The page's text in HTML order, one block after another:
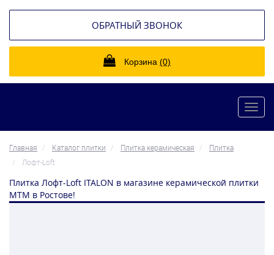
ОБРАТНЫЙ ЗВОНОК
Корзина (0)
Главная Каталог плитки Плитка керамическая
Плитка
Лофт-Loft
Плитка Лофт-Loft ITALON в магазине керамической плитки
МТМ в Ростове!